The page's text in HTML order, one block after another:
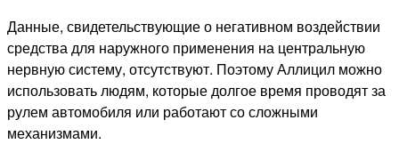
Данные, свидетельствующие о негативном воздействии
средства для наружного применения на центральную
нервную систему, отсутствуют. Поэтому Аллицил можно
использовать людям, которые долгое время проводят за
рулем автомобиля или работают со сложными
механизмами.